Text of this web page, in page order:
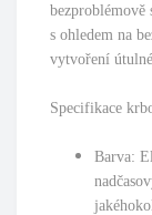
bezproblémově
s ohledem na
vytvoření
Specifikace
Barva: